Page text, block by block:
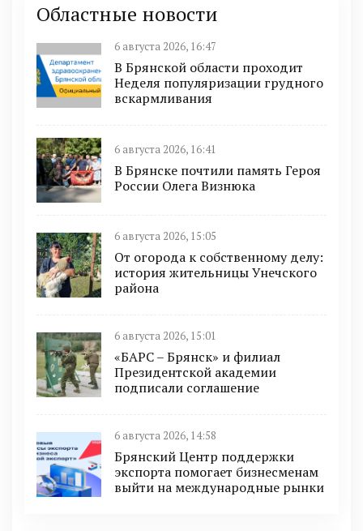
Областные новости
6 августа 2026, 16:47
В Брянской области проходит
Неделя популяризации грудного
вскармливания
6 августа 2026, 16:41
В Брянске почтили память Героя
России Олега Визнюка
6 августа 2026, 15:05
От огорода к собственному делу:
история жительницы Унечского
района
6 августа 2026, 15:01
«БАРС – Брянск» и филиал
Президентской академии
подписали соглашение
6 августа 2026, 14:58
Брянский Центр поддержки
экспорта помогает бизнесменам
выйти на международные рынки